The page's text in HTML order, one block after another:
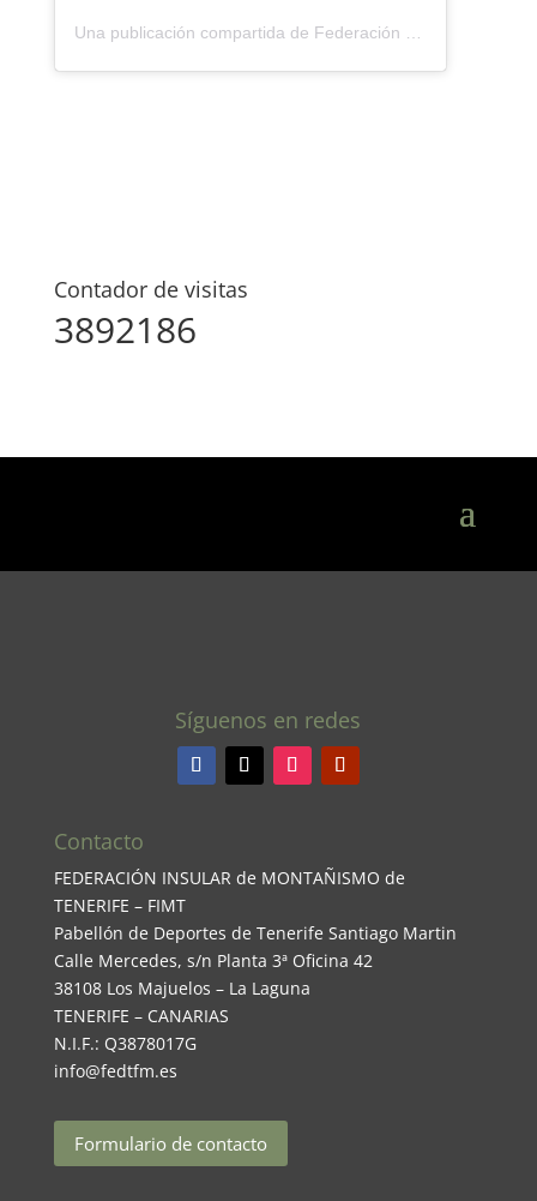
Una publicación compartida de Federación Montañismo Tenerife (@federacion_montanismo_tenerife)
Contador de visitas
3892186
Síguenos en redes
Contacto
FEDERACIÓN INSULAR de MONTAÑISMO de
TENERIFE – FIMT
Pabellón de Deportes de Tenerife Santiago Martin
Calle Mercedes, s/n Planta 3ª Oficina 42
38108 Los Majuelos – La Laguna
TENERIFE – CANARIAS
N.I.F.: Q3878017G
info@fedtfm.es
Formulario de contacto